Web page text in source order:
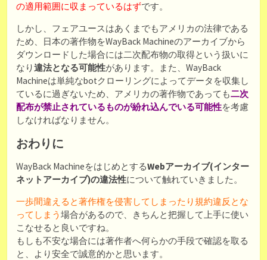
の適用範囲に収まっているはずです。
しかし、フェアユースはあくまでもアメリカの法律である
ため、日本の著作物をWayBack Machineのアーカイブから
ダウンロードした場合には二次配布物の取得という扱いに
なり違法となる可能性があります。また、WayBack
Machineは単純なbotクローリングによってデータを収集し
ているに過ぎないため、アメリカの著作物であっても二次
配布が禁止されているものが紛れ込んでいる可能性を考慮
しなければなりません。
おわりに
WayBack MachineをはじめとするWebアーカイブ(インター
ネットアーカイブ)の違法性について触れていきました。
一歩間違えると著作権を侵害してしまったり規約違反とな
ってしまう 場合があるので、きちんと把握して上手に使い
こなせると良いですね。
もしも不安な場合には著作者へ何らかの手段で確認を取る
と、より安全で誠意的かと思います。